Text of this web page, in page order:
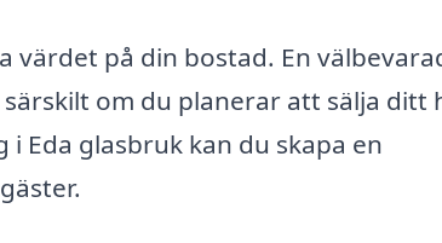
på din bostad. En
om du planerar att sälja ditt
Eda glasbruk kan du skapa en